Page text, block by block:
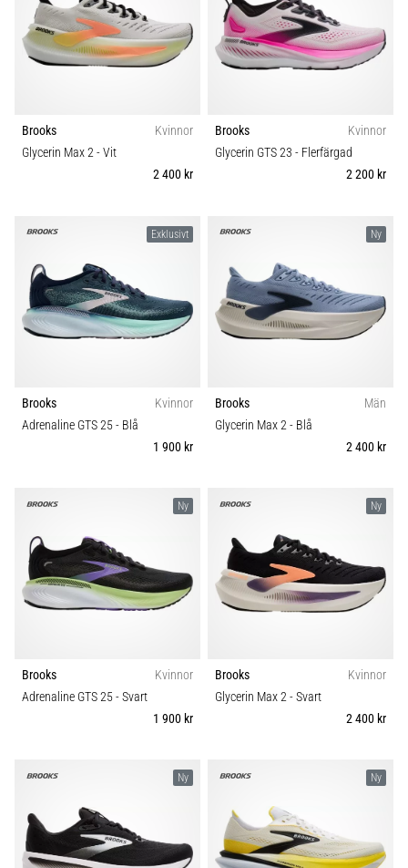
Brooks
Kvinnor
Glycerin Max 2- Vit
2 400 kr
Brooks
Kvinnor
Glycerin GTS 23 - Flerfärgad
2 200 kr
Exklusivt
Brooks
Kvinnor
Adrenaline GTS 25- Blå
1 900 kr
Ny
Brooks
Män
Glycerin Max 2- Blå
2 400 kr
Ny
Brooks
Kvinnor
Adrenaline GTS 25- Svart
1 900 kr
Ny
Brooks
Kvinnor
Glycerin Max 2- Svart
2 400 kr
Ny Ny